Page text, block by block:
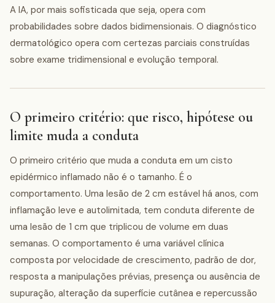
A IA, por mais sofisticada que seja, opera com
probabilidades sobre dados bidimensionais. O diagnóstico
dermatológico opera com certezas parciais construídas
sobre exame tridimensional e evolução temporal.
O primeiro critério: que risco, hipótese ou
limite muda a conduta
O primeiro critério que muda a conduta em um cisto
epidérmico inflamado não é o tamanho. É o
comportamento. Uma lesão de 2 cm estável há anos, com
inflamação leve e autolimitada, tem conduta diferente de
uma lesão de 1 cm que triplicou de volume em duas
semanas. O comportamento é uma variável clínica
composta por velocidade de crescimento, padrão de dor,
resposta a manipulações prévias, presença ou ausência de
supuração, alteração da superfície cutânea e repercussão